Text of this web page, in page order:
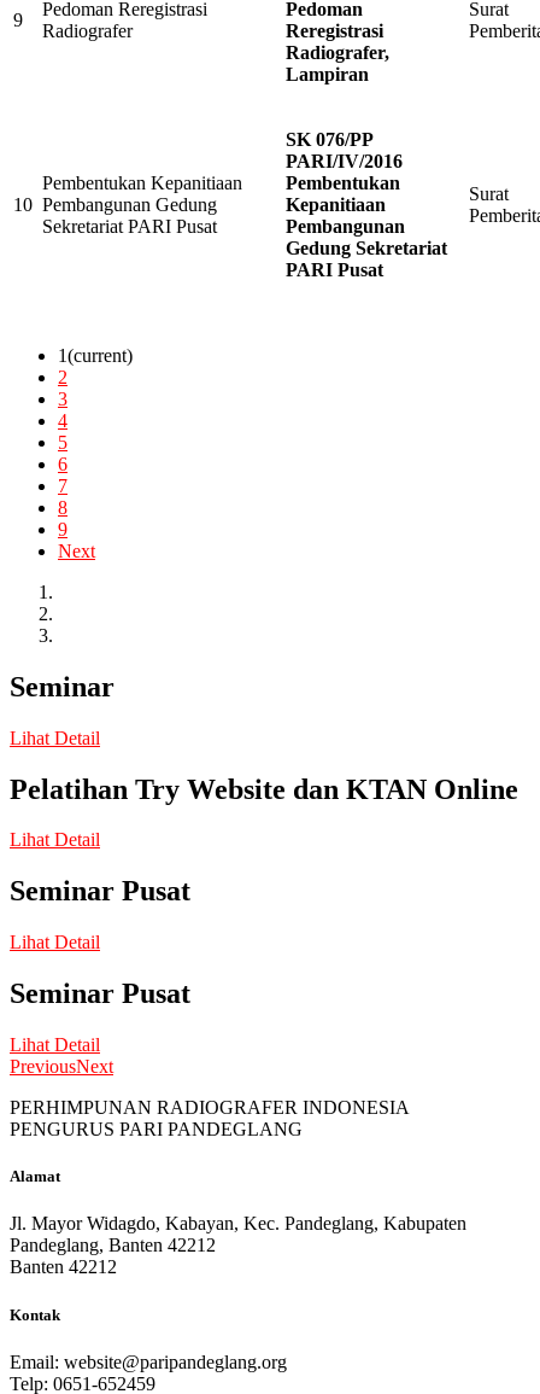
9
Pedoman Reregistrasi
Radiografer
Pedoman
Reregistrasi
Radiografer,
Lampiran
Surat
10
Pembentukan Kepanitiaan
Pembangunan Gedung
Sekretariat PARI Pusat
SK 076/PP
PARI/IV/2016
Pembentukan
Kepanitiaan
Pembangunan
Gedung Sekretariat
PARI Pusat
Surat
1(current)
2
3
4
5
6
7
8
9
Next
Seminar
Lihat Detail
Pelatihan Try Website dan KTAN Online
Lihat Detail
Seminar Pusat
Lihat Detail
Seminar Pusat
Lihat Detail
PreviousNext
PERHIMPUNAN RADIOGRAFER INDONESIA
PENGURUS PARI PANDEGLANG
Alamat
Jl. Mayor Widagdo, Kabayan, Kec. Pandeglang, Kabupaten
Pandeglang, Banten 42212
Banten 42212
Kontak
Email: website@paripandeglang.org
Telp: 0651-652459